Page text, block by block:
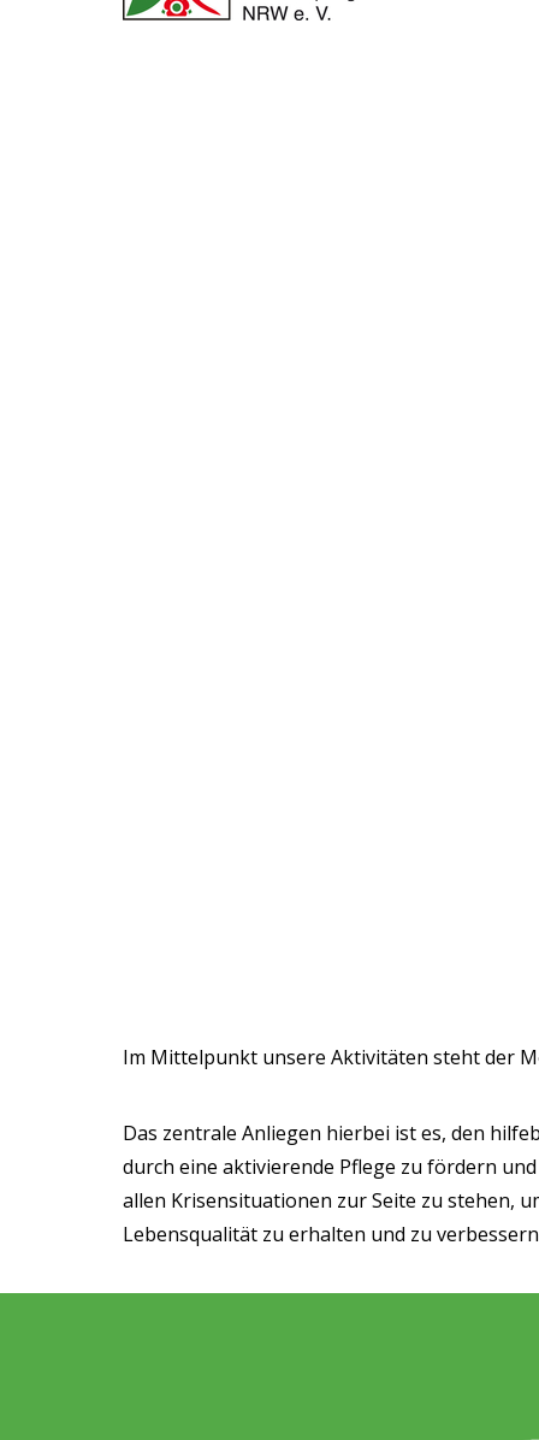
Im Mittelpunkt unsere Aktivitäten steht der
Das zentrale Anliegen hierbei ist es, den
durch eine aktivierende Pflege zu fördern
allen Krisensituationen zur Seite zu stehen,
Lebensqualität zu erhalten und zu